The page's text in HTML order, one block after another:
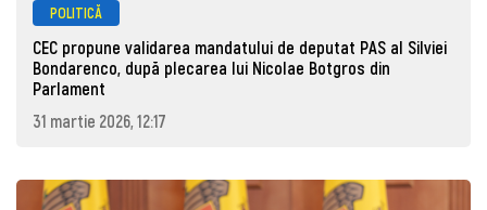
POLITICĂ
CEC propune validarea mandatului de deputat PAS al Silviei
Bondarenco, după plecarea lui Nicolae Botgros din
Parlament
31 martie 2026, 12:17